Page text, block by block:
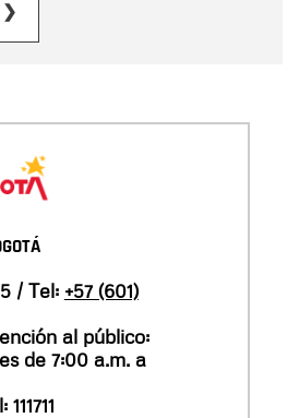
❯
/ Tel: +57 (601)
al público:
de 7:00 a.m. a